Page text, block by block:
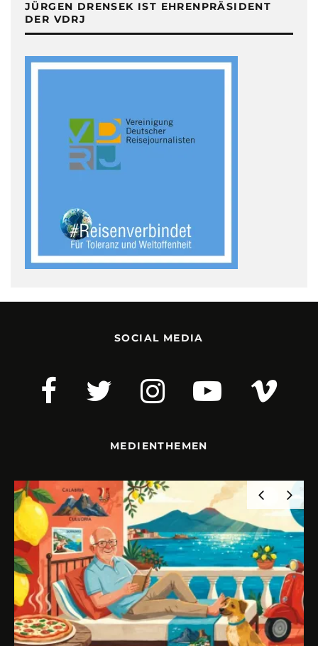
JÜRGEN DRENSEK IST EHRENPRÄSIDENT
DER VDRJ
SOCIAL MEDIA
MEDIENTHEMEN